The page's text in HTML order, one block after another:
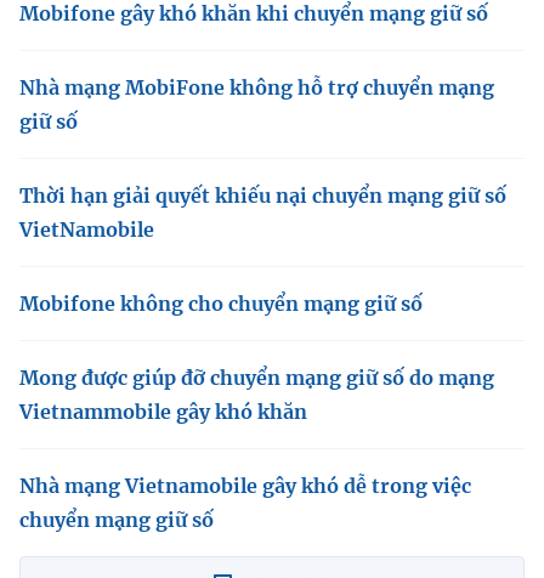
Cơ quan chủ quản: Bộ Khoa học và Công nghệ (MST)
Chịu trách nhiệm nội dung: Nguyễn Thị Hải Hằng
Liên hệ
Địa chỉ: Ban Biên tập Cổng TTĐT - 18 Nguyễn Du, TP. Hà Nội
©2026 Bản quyền thuộc Bộ Khoa Học và Công Nghệ
Mobifone gây khó khăn khi chuyển mạng giữ số
Nhà mạng MobiFone không hỗ trợ chuyển mạng
giữ số
Thời hạn giải quyết khiếu nại chuyển mạng giữ số
VietNamobile
Mobifone không cho chuyển mạng giữ số
Mong được giúp đỡ chuyển mạng giữ số do mạng
Vietnammobile gây khó khăn
Nhà mạng Vietnamobile gây khó dễ trong việc
chuyển mạng giữ số